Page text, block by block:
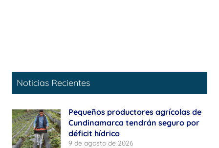
Noticias Recientes
Pequeños productores agrícolas de
Cundinamarca tendrán seguro por
déficit hídrico
9 de agosto de 2026